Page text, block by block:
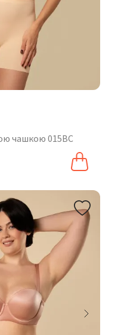
чашкою 015BC